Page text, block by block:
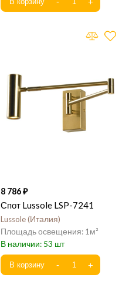
8 786
Спот Lussole LSP-7241
Lussole Италия
1
53